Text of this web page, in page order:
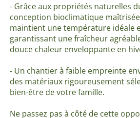
- Grâce aux propriétés naturelles
conception bioclimatique
maintient une température idéale
garantissant une fraîcheur
douce chaleur enveloppante en
- Un chantier à faible empreinte
des matériaux rigoureusement
bien-être de votre famille.
Ne passez pas à côté de cette